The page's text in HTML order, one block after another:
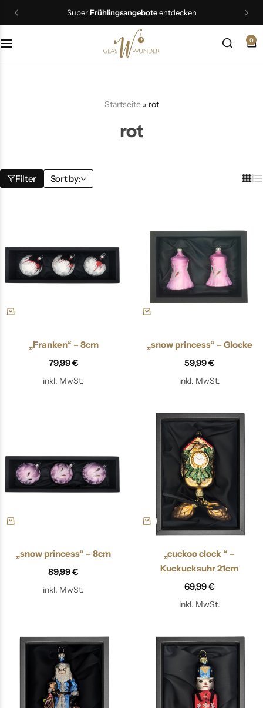
Workshop-Termine sind da!Jetzt buchen
0
Startseite» rot
rot
Filter Sort by:
„Franken“ – 8cm
79,99€
inkl. MwSt.
„snow princess“ – Glocke
59,99€
inkl. MwSt.
„snow princess“ – 8cm
89,99€
inkl. MwSt.
„cuckoo clock “ –
Kuckucksuhr 21cm
69,99€
inkl. MwSt.